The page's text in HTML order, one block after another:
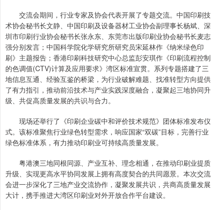
交流会期间，行业专家及协会代表开展了专题交流。中国印刷技
术协会秘书长文静、中国印刷及设备器材工业协会副理事长杨斌、深
圳市印刷行业协会秘书长张永东、东莞市出版印刷业协会秘书长麦志
强分别发言；中国科学院化学研究所研究员宋延林作《纳米绿色印
刷》主题报告；香港印刷科技研究中心总监彭安琪作《印刷流程控制
的色调值(CTV)计算及应用要求》湾区标准宣贯。系列专题搭建了三
地信息互通、经验互鉴的桥梁，为行业破解难题、找准转型方向提供
了有力指引，推动前沿技术与产业实践深度融合，凝聚起三地协同升
级、共促高质量发展的共识与合力。
现场还举行了《印刷企业碳中和评价技术规范》团体标准发布仪
式。该标准聚焦行业绿色转型需求，响应国家“双碳”目标，完善行业
绿色标准体系，有力推动印刷业可持续高质量发展。
粤港澳三地同根同源、产业互补、理念相通，在推动印刷业提质
升级、实现更高水平协同发展上拥有高度契合的共同愿景。本次交流
会进一步深化了三地产业交流协作，凝聚发展共识，共商高质量发展
大计，携手推进大湾区印刷业对外开放合作平台建设。